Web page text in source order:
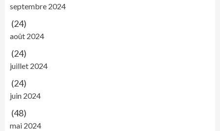
septembre 2024
(24)
août 2024
(24)
juillet 2024
(24)
juin 2024
(48)
mai 2024